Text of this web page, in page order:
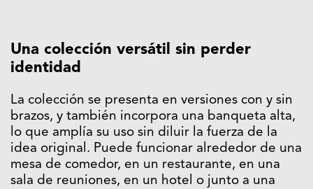
Una colección versátil sin perder
identidad
La colección se presenta en versiones con y sin
brazos, y también incorpora una banqueta alta,
lo que amplía su uso sin diluir la fuerza de la
idea original. Puede funcionar alrededor de una
mesa de comedor, en un restaurante, en una
sala de reuniones, en un hotel o junto a una